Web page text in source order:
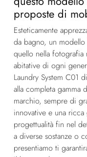
proposte di
Esteticamente
da bagno, un
quello nella fotografia
abitative di ogni
Laundry System C01
alla completa gamma
marchio, sempre di
innovative e una
progettualità fin nel
a diverse sostanze o
presentiamo ti